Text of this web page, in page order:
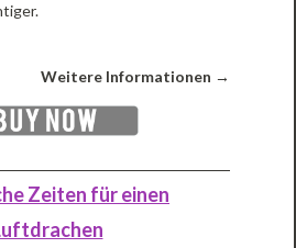
Weitere Informationen →
Zeiten für einen